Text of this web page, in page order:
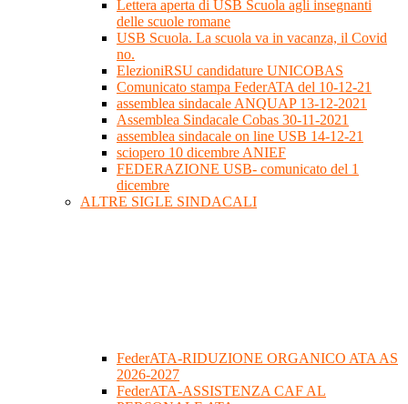
Lettera aperta di USB Scuola agli insegnanti
delle scuole romane
USB Scuola. La scuola va in vacanza, il Covid
no.
ElezioniRSU candidature UNICOBAS
Comunicato stampa FederATA del 10-12-21
assemblea sindacale ANQUAP 13-12-2021
Assemblea Sindacale Cobas 30-11-2021
assemblea sindacale on line USB 14-12-21
sciopero 10 dicembre ANIEF
FEDERAZIONE USB- comunicato del 1
dicembre
ALTRE SIGLE SINDACALI
FederATA-RIDUZIONE ORGANICO ATA AS
2026-2027
FederATA-ASSISTENZA CAF AL